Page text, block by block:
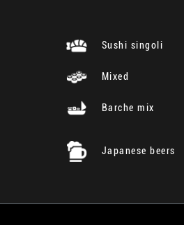
Sushi singoli
Mixed
Barche mix
Japanese beers